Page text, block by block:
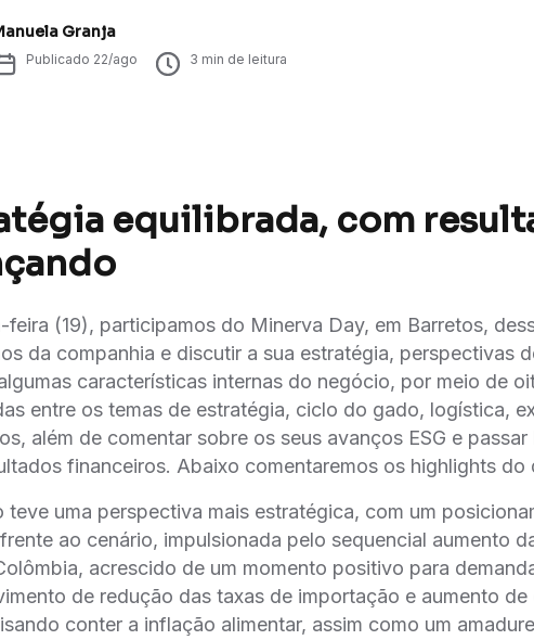
Granja
Publicado 22/ago 3 min de leitura
equilibrada, com
feira (19), participamos do Minerva Day, em Barretos,
da companhia e discutir a sua estratégia, perspectivas
características internas do negócio, por meio de
entre os temas de estratégia, ciclo do gado, logística,
além de comentar sobre os seus avanços ESG e
financeiros. Abaixo comentaremos os highlights do
teve uma perspectiva mais estratégica, com um
ao cenário, impulsionada pelo sequencial aumento
acrescido de um momento positivo para
de redução das taxas de importação e aumento
conter a inflação alimentar, assim como um